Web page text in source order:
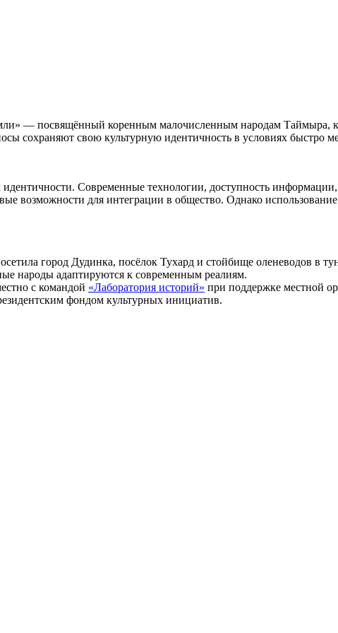
— посвящённый коренным малочисленным народам Таймыра,
сохраняют свою культурную идентичность в условиях быстро
Современные технологии, доступность информации,
возможности для интеграции в общество. Однако
город Дудинка, посёлок Тухард и стойбище оленеводов в
народы адаптируются к современным реалиям.
с командой «Лаборатория историй» при поддержке местной
фондом культурных инициатив.